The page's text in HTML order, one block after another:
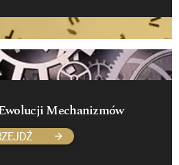
Mechanizmów